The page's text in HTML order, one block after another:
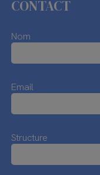
CONTACT
Nom
Email
Structure